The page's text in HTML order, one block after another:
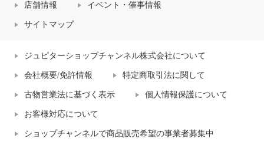
店舗情報 イベント・催事情報
サイトマップ
ジュピターショップチャンネル株式会社について
会社概要/免許情報 特定商取引法に関して
古物営業法に基づく表示 個人情報保護について
お客様対応について
ショップチャンネルで商品販売希望の事業者募集中